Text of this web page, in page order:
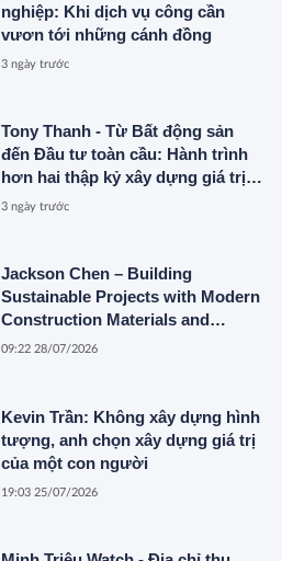
nghiệp: Khi dịch vụ công cần
vươn tới những cánh đồng
3 ngày trước
Tony Thanh - Từ Bất động sản
đến Đầu tư toàn cầu: Hành trình
hơn hai thập kỷ xây dựng giá trị
của một doanh nhân Việt tại Úc
3 ngày trước
Jackson Chen – Building
Sustainable Projects with Modern
Construction Materials and
Innovative Container Solutions
09:22 28/07/2026
Kevin Trần: Không xây dựng hình
tượng, anh chọn xây dựng giá trị
của một con người
19:03 25/07/2026